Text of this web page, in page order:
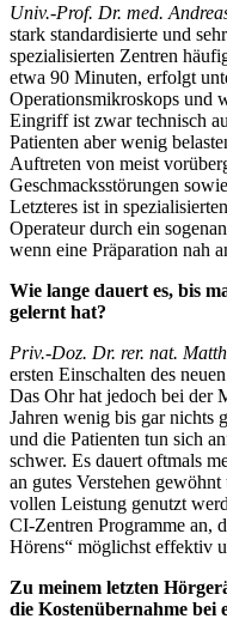
Univ.-Prof. Dr. med.
stark standardisierte und
spezialisierten Zentren
etwa 90 Minuten, erfolgt
Operationsmikroskops und
Eingriff ist zwar technisch
Patienten aber wenig
Auftreten von meist
Geschmacksstörungen
Letzteres ist in
Operateur durch ein
wenn eine Präparation nah
Wie lange dauert es, bis
gelernt hat?
Priv.-Doz. Dr. rer. nat.
ersten Einschalten des
Das Ohr hat jedoch bei der
Jahren wenig bis gar nichts
und die Patienten tun sich
schwer. Es dauert oftmals
an gutes Verstehen
vollen Leistung genutzt
CI-Zentren Programme an,
Hörens“ möglichst effektiv
Zu meinem letzten
die Kostenübernahme bei